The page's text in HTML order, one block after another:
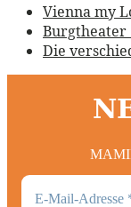
Vienna my
Burgtheater
Die